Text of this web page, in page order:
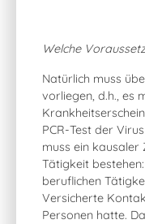
Welche
Natürlich muss
vorliegen, d.h., es
PCR-Test der
muss ein kausaler
Tätigkeit
beruflichen
Versicherte
Personen hatte.